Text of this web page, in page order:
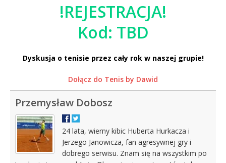
!REJESTRACJA!
Kod: TBD
Dyskusja o tenisie przez cały rok w naszej grupie!
Dołącz do Tenis by Dawid
Przemysław Dobosz
24 lata, wierny kibic Huberta Hurkacza i
Jerzego Janowicza, fan agresywnej gry i
dobrego serwisu. Znam się na wszystkim po